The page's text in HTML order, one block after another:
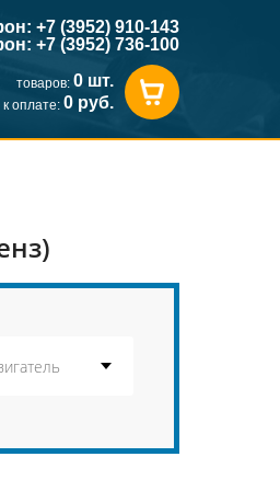
+7 (3952) 910-143
+7 (3952) 736-100
товаров: 0 шт.
к оплате: 0 руб.